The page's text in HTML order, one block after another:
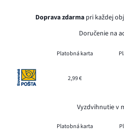
Doprava zdarma pri každej
Doručenie na
Platobná karta
2,99 €
Vyzdvihnutie v
Platobná karta